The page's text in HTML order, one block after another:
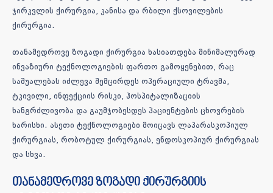
ჯირკვლის ქირურგია, კანისა და რბილი ქსოვილების
ქირურგია.
თანამედროვე ზოგადი ქირურგია ხასიათდება მინიმალურად
ინვაზიური ტექნოლოგიების ფართო გამოყენებით, რაც
საშუალებას იძლევა შემცირდეს ოპერაციული ტრავმა,
ტკივილი, ინფექციის რისკი, ჰოსპიტალიზაციის
ხანგრძლივობა და გაუმჯობესდეს პაციენტების ცხოვრების
ხარისხი. ასეთი ტექნოლოგიები მოიცავს ლაპარასკოპიულ
ქირურგიას, რობოტულ ქირურგიას, ენდოსკოპიურ ქირურგიას
და სხვა.
თანამედროვე ზოგადი ქირურგიის